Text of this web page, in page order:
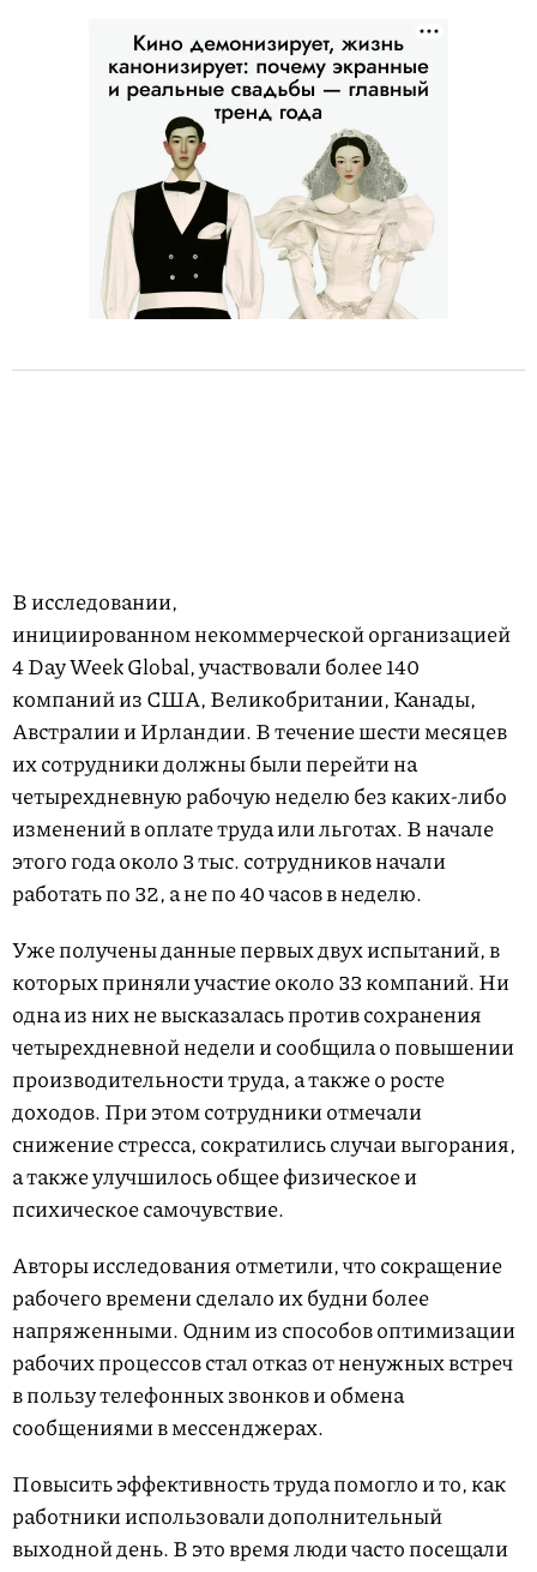
В исследовании,
инициированном некоммерческой организацией
4 Day Week Global, участвовали более 140
компаний из США, Великобритании, Канады,
Австралии и Ирландии. В течение шести месяцев
их сотрудники должны были перейти на
четырехдневную рабочую неделю без каких-либо
изменений в оплате труда или льготах. В начале
этого года около 3 тыс. сотрудников начали
работать по 32, а не по 40 часов в неделю.
Уже получены данные первых двух испытаний, в
которых приняли участие около 33 компаний. Ни
одна из них не высказалась против сохранения
четырехдневной недели и сообщила о повышении
производительности труда, а также о росте
доходов. При этом сотрудники отмечали
снижение стресса, сократились случаи выгорания,
а также улучшилось общее физическое и
психическое самочувствие.
Авторы исследования отметили, что сокращение
рабочего времени сделало их будни более
напряженными. Одним из способов оптимизации
рабочих процессов стал отказ от ненужных встреч
в пользу телефонных звонков и обмена
сообщениями в мессенджерах.
Повысить эффективность труда помогло и то, как
работники использовали дополнительный
выходной день. В это время люди часто посещали